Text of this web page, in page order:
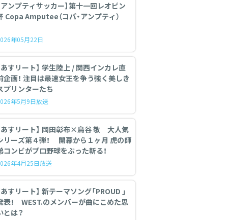
アンプティサッカー】第十一回レオピン
Copa Amputee（コパ・アンプティ）
年05月22日
あすリート】 学生陸上 / 関西インカレ直
企画！ 注目は最速女王を争う強く美しき
プリンターたち
年5月9日放送
あすリート】 岡田彰布×鳥谷 敬 大人気
リーズ第４弾！ 開幕から１ヶ月 虎の師
コンビがプロ野球をぶった斬る！
年4月25日放送
リート】 新テーマソング「PROUD 」
表！ WEST.のメンバーが曲にこめた思
とは？